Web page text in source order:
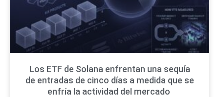
Los ETF de Solana enfrentan una sequía
de entradas de cinco días a medida que se
enfría la actividad del mercado